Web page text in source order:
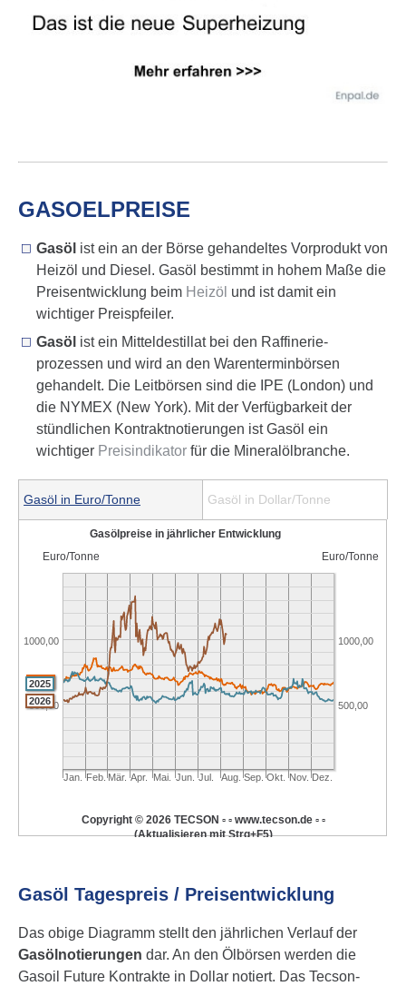
GASOEL­PREISE
Gasöl ist ein an der Börse gehandeltes Vorprodukt von
Heizöl und Diesel. Gasöl bestimmt in hohem Maße die
Preis­ent­wicklung beim Heizöl und ist damit ein
wichtiger Preispfeiler.
Gasöl ist ein Mitteldestillat bei den Raffinerie­
prozessen und wird an den Waren­termin­börsen
gehandelt. Die Leitbörsen sind die IPE (London) und
die NYMEX (New York). Mit der Verfüg­barkeit der
stünd­lichen Kontrakt­notier­ungen ist Gasöl ein
wichtiger Preis­in­di­kator für die Miner­alöl­branche.
Gasöl in Euro/Tonne Gasöl in Dollar/Tonne
Euro/Tonne Euro/Tonne
Gasölpreise in jährlicher Entwicklung
Copyright © 2026 TECSON ▫ ▫ www.tecson.de ▫ ▫
(Aktualisieren mit Strg+F5)
500,00
1000,00
500,00
1000,00
Jan. Feb. Mär. Apr. Mai. Jun. Jul. Aug. Sep. Okt. Nov. Dez.
2024
2025
2026
Gasöl Tages­preis / Preis­ent­wick­lung
Das obige Diagramm stellt den jähr­li­chen Verlauf der
Gasöl­notier­ungen dar. An den Ölbörsen werden die
Gasoil Future Kontrakte in Dollar notiert. Das Tecson-